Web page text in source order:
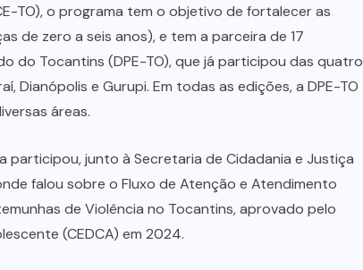
TO), o programa tem o objetivo de fortalecer as
de zero a seis anos), e tem a parceira de 17
do Tocantins (DPE-TO), que já participou das quatro
Dianópolis e Gurupi. Em todas as edições, a DPE-TO
áreas.
junto à Secretaria de Cidadania e Justiça
falou sobre o Fluxo de Atenção e Atendimento
de Violência no Tocantins, aprovado pelo
(CEDCA) em 2024.